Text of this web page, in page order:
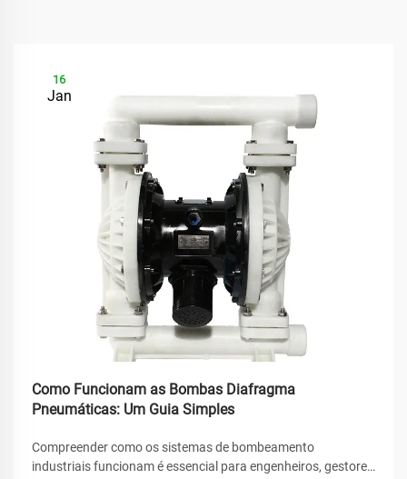
16
Jan
Como Funcionam as Bombas Diafragma
Pneumáticas: Um Guia Simples
Compreender como os sistemas de bombeamento
industriais funcionam é essencial para engenheiros, gestores